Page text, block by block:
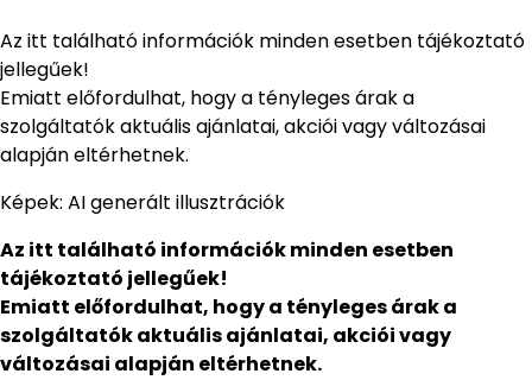
Az itt található információk minden esetben tájékoztató
jellegűek!
Emiatt előfordulhat, hogy a tényleges árak a
szolgáltatók aktuális ajánlatai, akciói vagy változásai
alapján eltérhetnek.
Képek: AI generált illusztrációk
Az itt található információk minden esetben
tájékoztató jellegűek!
Emiatt előfordulhat, hogy a tényleges árak a
szolgáltatók aktuális ajánlatai, akciói vagy
változásai alapján eltérhetnek.